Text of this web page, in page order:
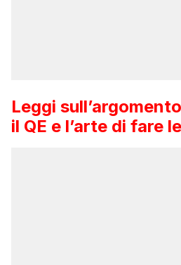
Leggi
il QE e l’arte di fare